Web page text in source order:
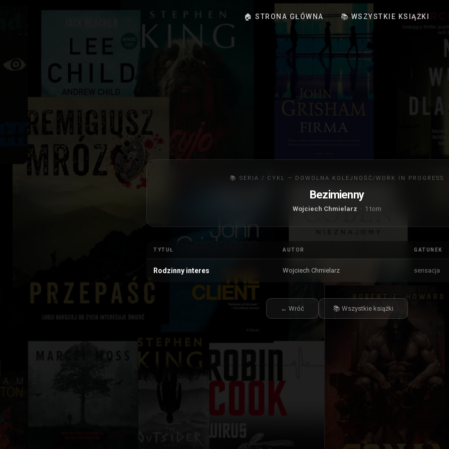
🏠 STRONA GŁÓWNA 📚 WSZYSTKIE KSIĄŻKI
📚 SERIA / CYKL — DOWOLNA KOLEJNOŚĆ/WORK IN PROGRESS
Bezimienny
Wojciech Chmielarz · 1 tom
TYTUŁ AUTOR GATUNEK
Rodzinny interes Wojciech Chmielarz sensacja
← Wróć 📚 Wszystkie książki